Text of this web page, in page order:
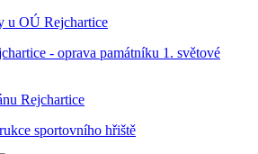
u OÚ Rejchartice
- oprava památníku 1. světové
Rejchartice
sportovního hřiště